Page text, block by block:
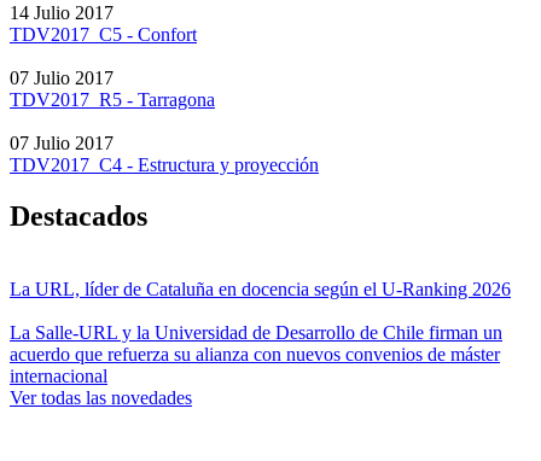
14 Julio 2017
TDV2017_C5 - Confort
07 Julio 2017
TDV2017_R5 - Tarragona
07 Julio 2017
TDV2017_C4 - Estructura y proyección
Destacados
La URL, líder de Cataluña en docencia según el U-Ranking 2026
La Salle-URL y la Universidad de Desarrollo de Chile firman un
acuerdo que refuerza su alianza con nuevos convenios de máster
internacional
Ver todas las novedades